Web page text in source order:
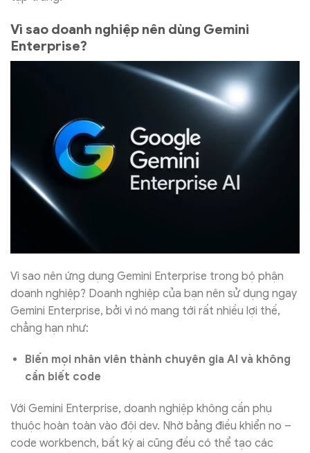
Vì sao doanh nghiệp nên dùng Gemini
Enterprise?
Vì sao nên ứng dụng Gemini Enterprise trong bộ phận
doanh nghiệp? Doanh nghiệp của bạn nên sử dụng ngay
Gemini Enterprise, bởi vì nó mang tới rất nhiều lợi thế,
chẳng hạn như:
Biến mọi nhân viên thành chuyên gia AI và không
cần biết code
Với Gemini Enterprise, doanh nghiệp không cần phụ
thuộc hoàn toàn vào đội dev. Nhờ bảng điều khiển no –
code workbench, bất kỳ ai cũng đều có thể tạo các